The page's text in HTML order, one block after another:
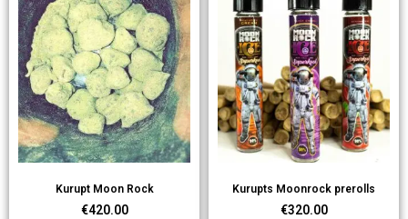
Kurupt Moon Rock
€420.00
Kurupts Moonrock prerolls
€320.00